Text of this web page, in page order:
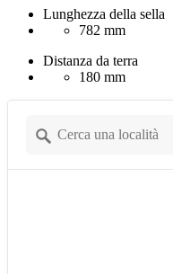
Lunghezza della sella
782 mm
Distanza da terra
180 mm